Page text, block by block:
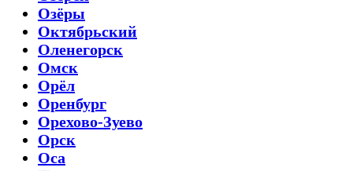
Озёры
Октябрьский
Оленегорск
Омск
Орёл
Оренбург
Орехово-Зуево
Орск
Оса